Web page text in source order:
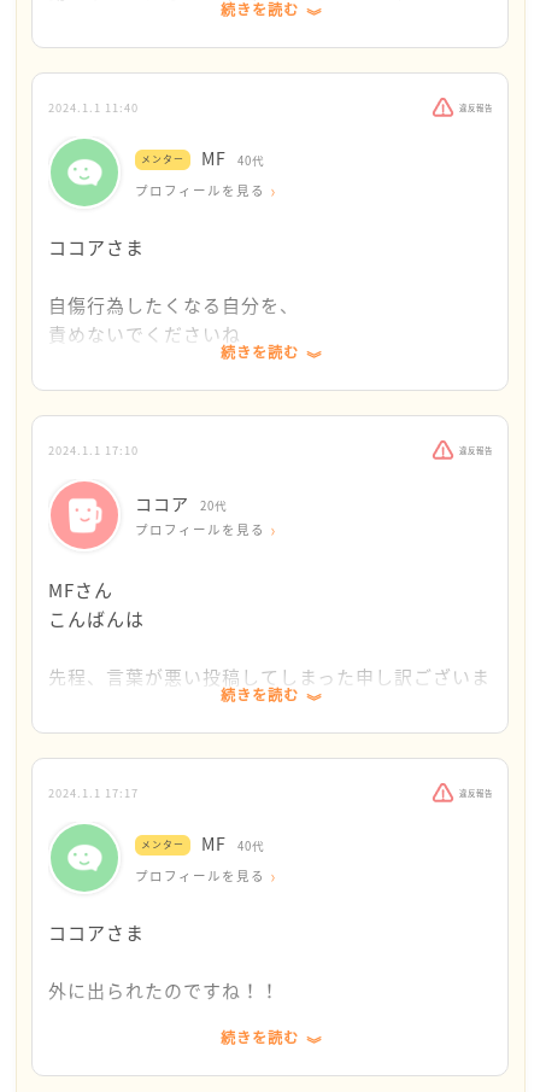
ココアさん、
すごいです！！
私は、ココアさんのこれまでもこれからも肯定しま
どんどん気持ちを吐き出してくださいね
いま1人でいて、急に自傷行為したくなってきてし
まいました‥
外の空気を吸いに行こうと外に出ようと支度しよう
としているのですが、布団から出られず、なにもで
きてません。
勇気を振り絞って話してみようと思います。
続きを読む
2024.1.1 11:40 違反報告
メンター MF 40代
プロフィールを見る
ココアさま
自傷行為したくなる自分を、
責めないでくださいね
なにもココアさんは悪くないです！
そして、私に謝ることもなにもありません
外の空気を吸おうと、支度しようと、
そう思えたココアさん、すごいです
もう、それだけですごいことです
すごいと思います！
大丈夫です！
続きを読む
2024.1.1 17:10 違反報告
ココア 20代
プロフィールを見る
MFさん
こんばんは
先程、言葉が悪い投稿してしまった申し訳ございま
気分悪くされたら申し訳ございません。
先程、外に出て初詣とお墓参りに行ってきました。
外に出る気持ちになれませんでしたが、なんとか外
に出れてよかったです。
続きを読む
2024.1.1 17:17 違反報告
メンター MF 40代
プロフィールを見る
ココアさま
外に出られたのですね！！
続きを読む